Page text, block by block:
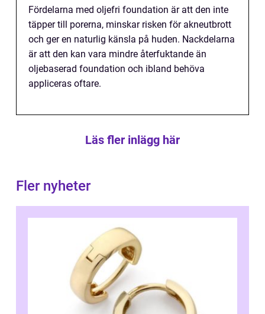
Fördelarna med oljefri foundation är att den inte
täpper till porerna, minskar risken för akneutbrott
och ger en naturlig känsla på huden. Nackdelarna
är att den kan vara mindre återfuktande än
oljebaserad foundation och ibland behöva
appliceras oftare.
Läs fler inlägg här
Fler nyheter